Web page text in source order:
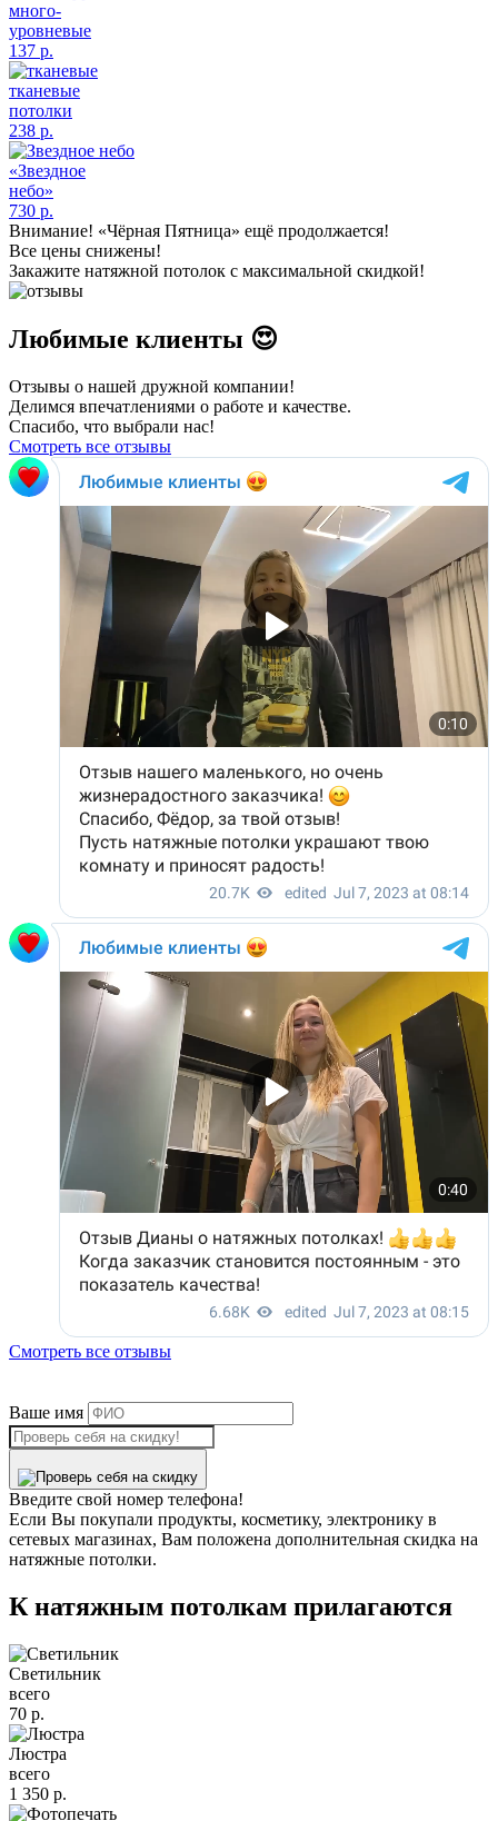
много-
уровневые
137 р.
тканевые
потолки
238 р.
«Звездное
небо»
730 р.
Внимание! «Чёрная Пятница» ещё продолжается!
Все цены снижены!
Закажите натяжной потолок с максимальной скидкой!
Любимые клиенты 😍
Отзывы о нашей дружной компании!
Делимся впечатлениями о работе и качестве.
Спасибо, что выбрали нас!
Смотреть все отзывы
Смотреть все отзывы
Ваше имя
Введите свой номер телефона!
Если Вы покупали продукты, косметику, электронику в
сетевых магазинах, Вам положена дополнительная скидка на
натяжные потолки.
К натяжным потолкам прилагаются
Светильник
всего
70 р.
Люстра
всего
1 350 р.